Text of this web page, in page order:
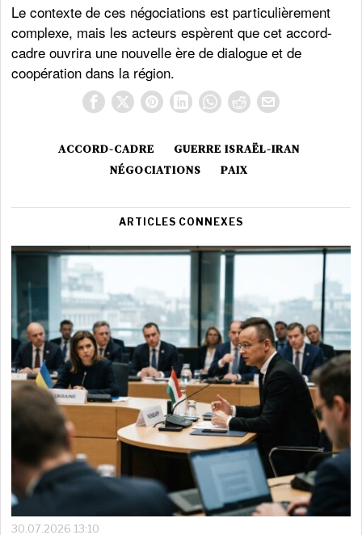
Le contexte de ces négociations est particulièrement
complexe, mais les acteurs espèrent que cet accord-
cadre ouvrira une nouvelle ère de dialogue et de
coopération dans la région.
ACCORD-CADRE
GUERRE ISRAËL-IRAN
NÉGOCIATIONS
PAIX
ARTICLES CONNEXES
30.07.2026 13:10